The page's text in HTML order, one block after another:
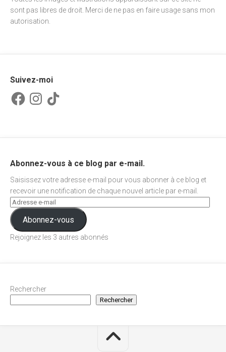
sont pas libres de droit. Merci de ne pas en faire usage sans mon
autorisation.
Suivez-moi
FacebookInstagram
TikTok
Abonnez-vous à ce blog par e-mail.
Saisissez votre adresse e-mail pour vous abonner à ce blog et
recevoir une notification de chaque nouvel article par e-mail.
Abonnez-vous
Rejoignez les 3 autres abonnés
Rechercher
Rechercher